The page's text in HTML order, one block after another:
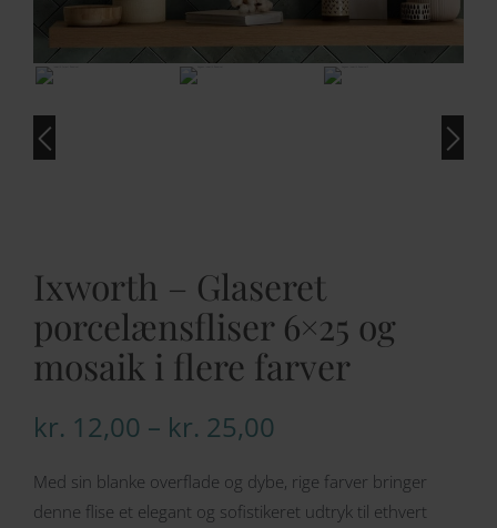
Ixworth – Glaseret
porcelænsfliser 6×25 og
mosaik i flere farver
kr. 12,00 – kr. 25,00
til
Med sin blanke overflade og dybe, rige farver bringer
denne flise et elegant og sofistikeret udtryk til ethvert